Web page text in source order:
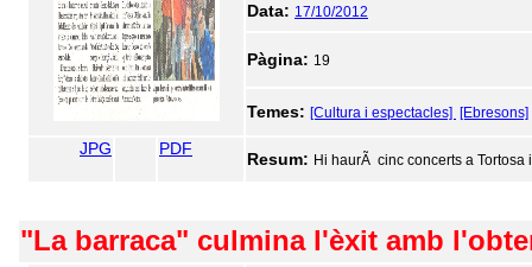
Data: 17/10/2012
Pàgina: 19
Temes: [Cultura i espectacles] [Ebresons]
JPG PDF
Resum: Hi haurÃ cinc concerts a
"La barraca" culmina l'èxit amb